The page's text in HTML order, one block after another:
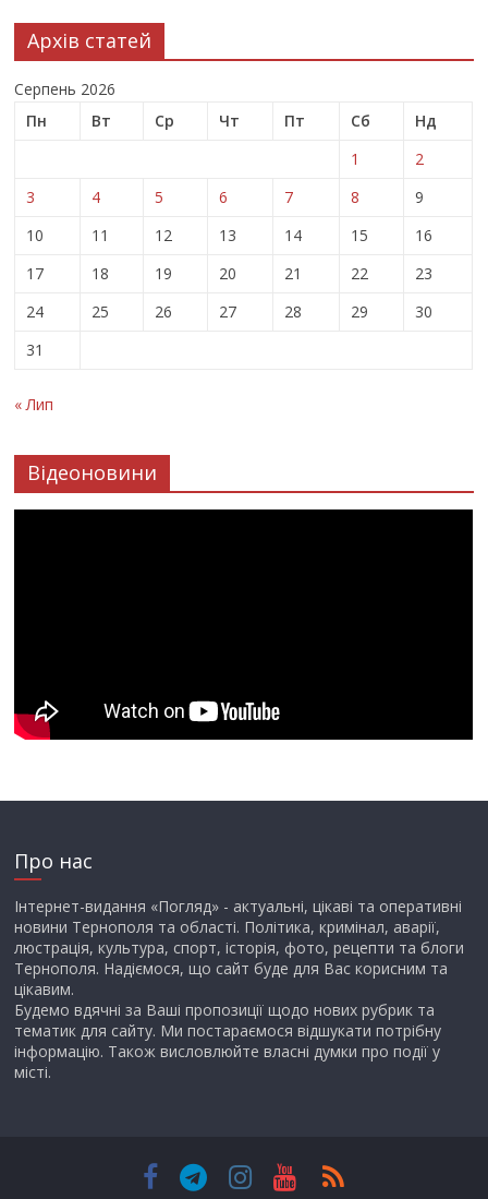
Архів статей
Серпень 2026
Пн
Вт Ср Чт Пт Сб
Нд
1
2
3
4 5 6 7 8
9
10
11 12 13 14 15
16
17
18 19 20 21 22
23
24
25 26 27 28 29
30
31
« Лип
Відеоновини
Про нас
Інтернет-видання «Погляд» - актуальні, цікаві та оперативні
новини Тернополя та області. Політика, кримінал, аварії,
люстрація, культура, спорт, історія, фото, рецепти та блоги
Тернополя. Надіємося, що сайт буде для Вас корисним та
цікавим.
Будемо вдячні за Ваші пропозиції щодо нових рубрик та
тематик для сайту. Ми постараємося відшукати потрібну
інформацію. Також висловлюйте власні думки про події у
місті.